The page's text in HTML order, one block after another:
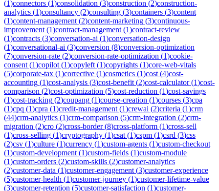
(1)connectors (1)consolidation (3)construction (2)construction-
analytics (1)consultancy (2)consulting (3)containers (3)content
(1)content-management (2)content-marketing (3)continuous-
improvement (1)contract-management (1)contract-review
(1)contracts (3)conversation-ai (1)conversation-design
(1)conversational-ai (3)conversion (8)conversion-optimization
(7)conversion-rate (2)conversion-rate-optimization (1)cookie-
consent (1)copilot (1)copyleft (1)copyrights (1)core-web-vitals
(5)corporate-tax (1)corrective (1)cosmetics (1)cost (4)cost-
accounting (1)cost-analysis (3)cost-benefit (2)cost-calculator(1)cost-
comparison (2)cost-optimization (5)cost-reduction (1)cost-savings
(1)cost-tracking (2)coupang (1)course-creation (1)courses (3)cpa
(1)cpq (1)cpra (1)credit-management (1)crewai (2)criteria (1)crm
(44)crm-analytics (1)crm-comparison (5)crm-integration (2)crm-
migration (2)cro (2)cross-border(8)cross-platform (1)cross-sell
(1)cross-selling (1)cryptography (1)csat (1)cspm (1)csrd (3)css
(2)csv (1)culture (1)currency (1)custom-agents (1)custom-checkout
(1)custom-development (1)custom-fields (1)custom-module
(1)custom-orders (2)custom-skills (2)customer-analytics
(2)customer-data (1)customer-engagement (3)customer-experience
(5)customer-health (1)customer-journey (1)customer-lifetime-value
(3)customer-retention (5)customer-satisfaction (1)customer-